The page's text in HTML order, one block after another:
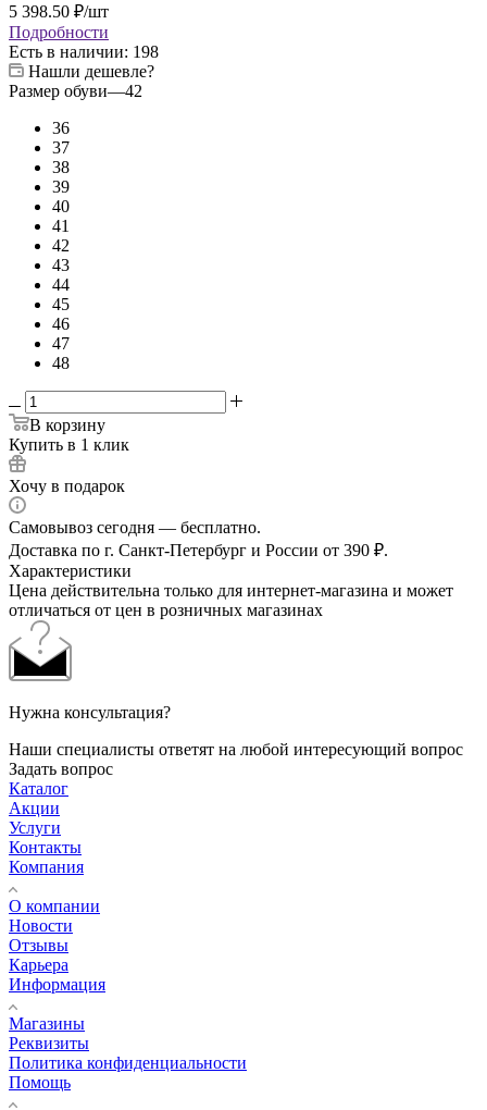
5 398.50 ₽/шт
Подробности
Есть в наличии: 198
Нашли дешевле?
Размер обуви—42
36
37
38
39
40
41
42
43
44
45
46
47
48
В корзину
Купить в 1 клик
Хочу в подарок
Самовывоз сегодня — бесплатно.
Доставка по г. Санкт-Петербург и России от 390 ₽.
Характеристики
Цена действительна только для интернет-магазина и может
отличаться от цен в розничных магазинах
Нужна консультация?
Наши специалисты ответят на любой интересующий вопрос
Задать вопрос
Каталог
Акции
Услуги
Контакты
Компания
О компании
Новости
Отзывы
Карьера
Информация
Магазины
Реквизиты
Политика конфиденциальности
Помощь